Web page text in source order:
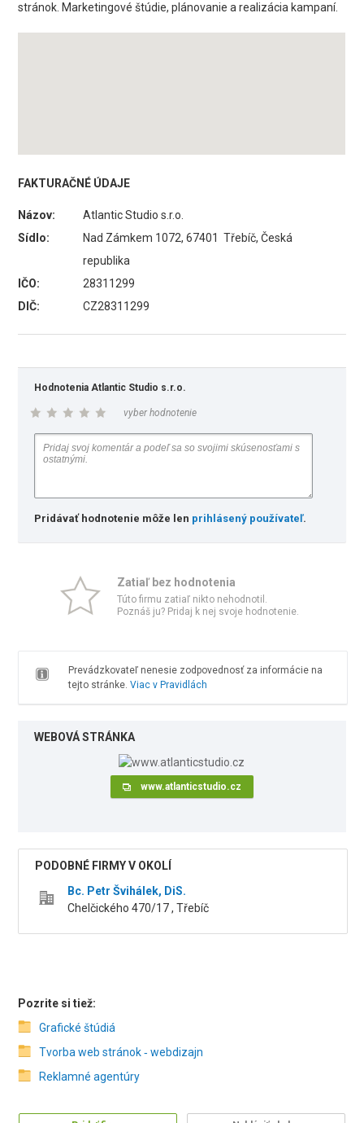
stránok. Marketingové štúdie, plánovanie a realizácia kampaní.
FAKTURAČNÉ ÚDAJE
Názov:
Atlantic Studio s.r.o.
Sídlo:
Nad Zámkem 1072, 67401 Třebíč, Česká
republika
IČO:
28311299
DIČ:
CZ28311299
Hodnotenia Atlantic Studio s.r.o.
vyber hodnotenie
Pridávať hodnotenie môže len prihlásený používateľ.
Zatiaľ bez hodnotenia
Túto firmu zatiaľ nikto nehodnotil.
Poznáš ju? Pridaj k nej svoje hodnotenie.
Prevádzkovateľ nenesie zodpovednosť za informácie na
tejto stránke. Viac v Pravidlách
WEBOVÁ STRÁNKA
www.atlanticstudio.cz
PODOBNÉ FIRMY V OKOLÍ
Bc. Petr Švihálek, DiS.
Chelčického 470/17 , Třebíč
Pozrite si tiež:
Grafické štúdiá
Tvorba web stránok ‑ webdizajn
Reklamné agentúry